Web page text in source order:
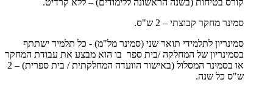
קורס בטיחות (בשנה הראשונה ללימודים) – ללא קרדיט.
סמינר מחקר קבוצתי – 2 ש"ס.
סמינריון לתלמידי תואר שני (סמינר מל"מ) - כל תלמיד ישתתף
בסמינריון של המחלקה /בית ספר בו הוא מבצע את עבודת המחקר
או בסמינר המסלול (באישור הוועדה המחלקתית / בית ספרית) – 2
ש"ס כל שנה.